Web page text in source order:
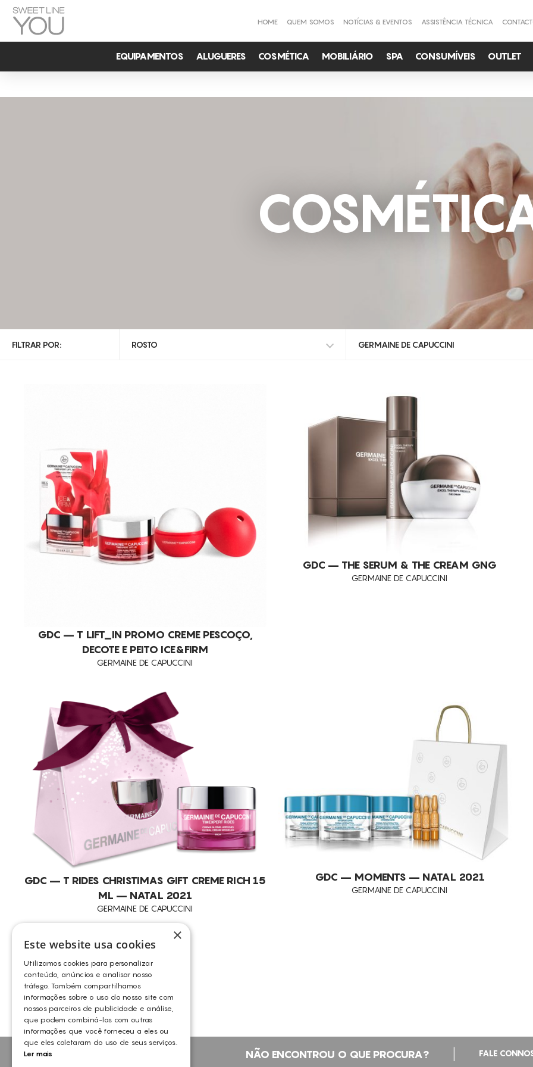
HOME QUEM SOMOS NOTÍCIAS & EVENTOS ASSISTÊNCIA TÉCNICA
EQUIPAMENTOS ALUGUERES COSMÉTICA MOBILIÁRIO SPA CONSUMÍVEIS OUTLET
FILTRAR POR: ROSTO GERMAINE DE CAPUCCINI
TOSKANI
GDC – T LIFT_IN PROMO CREME PESCOÇO,
DECOTE E PEITO ICE&FIRM
GERMAINE DE CAPUCCINI
GDC – THE SERUM & THE CREAM GNG
GERMAINE DE CAPUCCINI
GDC – T RIDES CHRISTIMAS GIFT CREME RICH 15
ML – NATAL 2021
GERMAINE DE CAPUCCINI
GDC – MOMENTS – NATAL 2021
GERMAINE DE CAPUCCINI
NÃO ENCONTROU O QUE PROCURA? FALE
×
Este website usa cookies
Utilizamos cookies para personalizar
conteúdo, anúncios e analisar nosso
tráfego. Também compartilhamos
informações sobre o uso do nosso site com
nossos parceiros de publicidade e análise,
que podem combiná-las com outras
informações que você forneceu a eles ou
que eles coletaram do uso de seus serviços.
Ler mais